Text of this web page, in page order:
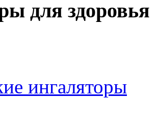
для здоровья
ингаляторы